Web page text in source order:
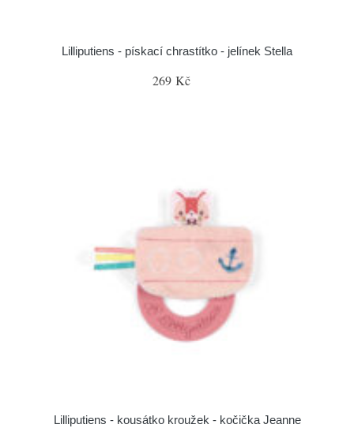
Lilliputiens - pískací chrastítko - jelínek Stella
269 Kč
Lilliputiens - kousátko kroužek - kočička Jeanne